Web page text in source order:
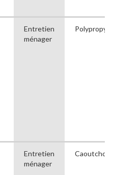
Entretien
ménager
Entretien
ménager